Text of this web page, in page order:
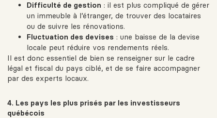
Difficulté de gestion : il est plus compliqué de gérer
un immeuble à l’étranger, de trouver des locataires
ou de suivre les rénovations.
Fluctuation des devises : une baisse de la devise
locale peut réduire vos rendements réels.
Il est donc essentiel de bien se renseigner sur le cadre
légal et fiscal du pays ciblé, et de se faire accompagner
par des experts locaux.
4. Les pays les plus prisés par les investisseurs
québécois